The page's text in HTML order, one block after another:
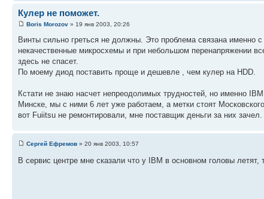
Кулер не поможет.
Boris Morozov » 19 янв 2003, 20:26
Винты сильно греться не должны. Это проблема связана именно
некачественные микросхемы и при небольшом перенапряжении
здесь не спасет.
По моему диод поставить проще и дешевле , чем кулер на HDD.
Кстати не знаю насчет непреодолимых трудностей, но именно
Минске, мы с ними 6 лет уже работаем, а метки стоят
вот Fuiitsu не ремонтировали, мне поставщик деньги за них зачел.
Сергей Ефремов » 20 янв 2003, 10:57
В сервис центре мне сказали что у IBM в основном головы